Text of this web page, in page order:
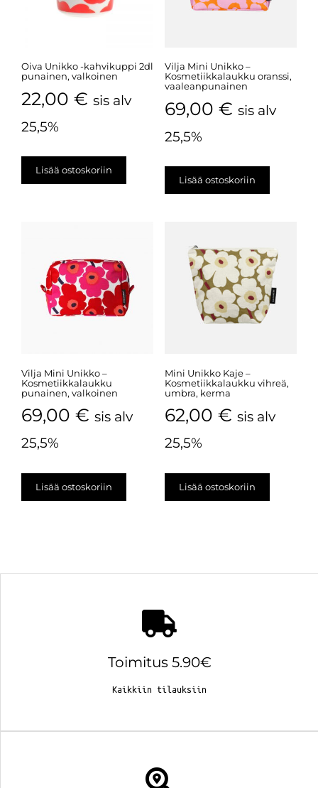
Oiva Unikko -kahvikuppi 2dl
punainen, valkoinen
22,00 € sis alv
25,5%
Lisää ostoskoriin
Vilja Mini Unikko –
Kosmetiikkalaukku oranssi,
vaaleanpunainen
69,00 € sis alv
25,5%
Lisää ostoskoriin
Vilja Mini Unikko –
Kosmetiikkalaukku
punainen, valkoinen
69,00 € sis alv
25,5%
Lisää ostoskoriin
Mini Unikko Kaje –
Kosmetiikkalaukku vihreä,
umbra, kerma
62,00 € sis alv
25,5%
Lisää ostoskoriin
Toimitus 5.90€
Kaikkiin tilauksiin